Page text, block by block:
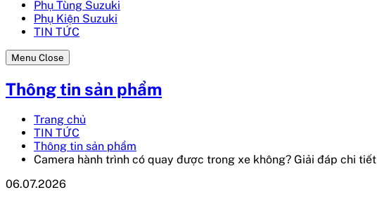
Phụ Tùng Suzuki
Phụ Kiện Suzuki
TIN TỨC
Menu Close
Thông tin sản phẩm
Trang chủ
TIN TỨC
Thông tin sản phẩm
Camera hành trình có quay được trong xe không? Giải đáp chi tiết
06.07.2026